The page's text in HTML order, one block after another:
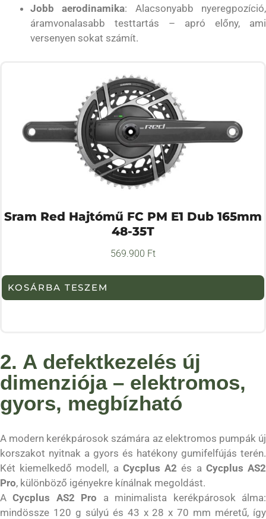
Jobb aerodinamika: Alacsonyabb nyeregpozíció,
áramvonalasabb testtartás – apró előny, ami
versenyen sokat számít.
Sram Red Hajtómű FC PM E1 Dub 165mm
48-35T
569.900 Ft
KOSÁRBA TESZEM
2. A defektkezelés új
dimenziója – elektromos,
gyors, megbízható
A modern kerékpárosok számára az elektromos pumpák új
korszakot nyitnak a gyors és hatékony gumifelfújás terén.
Két kiemelkedő modell, a Cycplus A2 és a Cycplus AS2
Pro, különböző igényekre kínálnak megoldást.
ACycplus AS2 Pro a minimalista kerékpárosok álma:
mindössze 120 g súlyú és 43 x 28 x 70 mm méretű, így